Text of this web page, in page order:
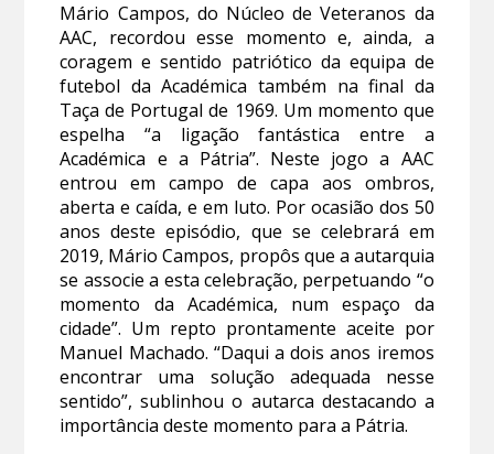
Mário Campos, do Núcleo de Veteranos da
AAC, recordou esse momento e, ainda, a
coragem e sentido patriótico da equipa de
futebol da Académica também na final da
Taça de Portugal de 1969. Um momento que
espelha “a ligação fantástica entre a
Académica e a Pátria”. Neste jogo a AAC
entrou em campo de capa aos ombros,
aberta e caída, e em luto. Por ocasião dos 50
anos deste episódio, que se celebrará em
2019, Mário Campos, propôs que a autarquia
se associe a esta celebração, perpetuando “o
momento da Académica, num espaço da
cidade”. Um repto prontamente aceite por
Manuel Machado. “Daqui a dois anos iremos
encontrar uma solução adequada nesse
sentido”, sublinhou o autarca destacando a
importância deste momento para a Pátria.